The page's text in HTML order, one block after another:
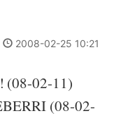
2008-02-25 10:21
02-11)
(08-02-